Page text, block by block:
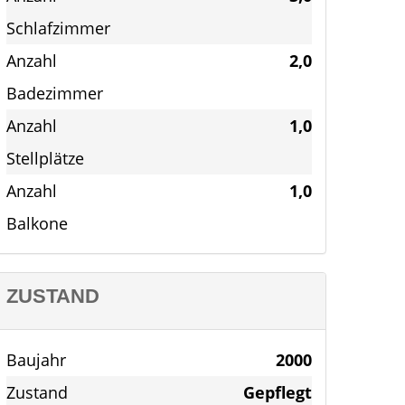
Schlafzimmer
Anzahl
Badezimmer
2,0
Anzahl
Stellplätze
1,0
Anzahl
Balkone
1,0
ZUSTAND
Baujahr
2000
Zustand
Gepflegt